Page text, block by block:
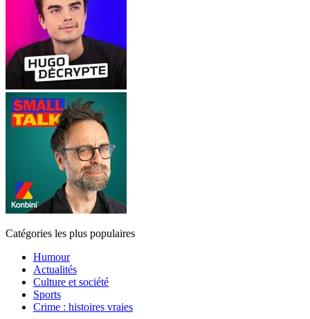
Catégories les plus populaires
Humour
Actualités
Culture et société
Sports
Crime : histoires vraies